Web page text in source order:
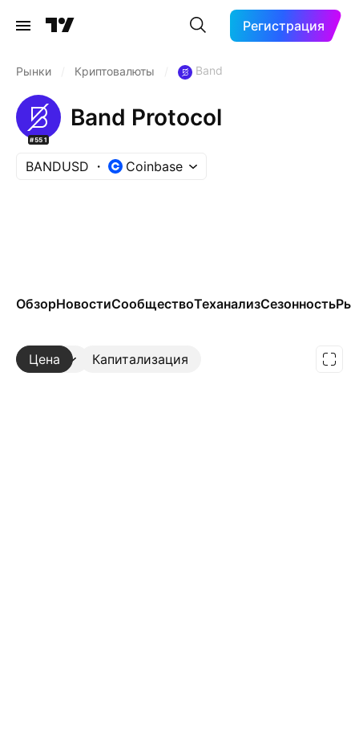
Регистрация
Рынки Криптовалюты Band
#551
Band Protocol
BANDUSD Coinbase
ОбзорНовостиСообществоТеханализСезонность
Цена Капитализация
Ещё